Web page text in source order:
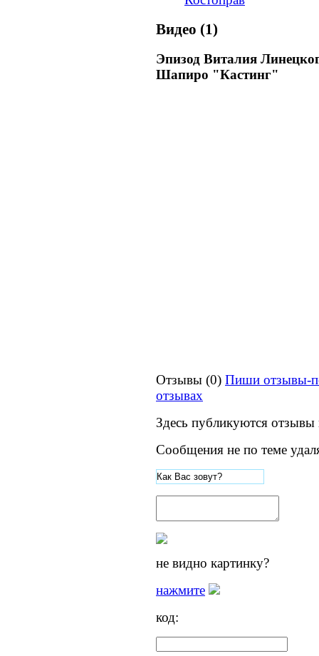
Видео (1)
Эпизод Виталия
Шапиро "Кастинг"
Отзывы (0) Пиши отзывы-
отзывах
Здесь публикуются отзывы
Сообщения не по теме
не видно картинку?
нажмите
код: